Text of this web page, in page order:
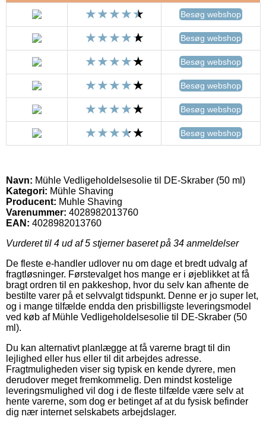
Besøg webshop
Besøg webshop
Besøg webshop
Besøg webshop
Besøg webshop
Besøg webshop
Navn: Mühle Vedligeholdelsesolie til DE-Skraber (50 ml)
Kategori: Mühle Shaving
Producent: Muhle Shaving
Varenummer: 4028982013760
EAN: 4028982013760
Vurderet til 4 ud af 5 stjerner baseret på 34 anmeldelser
De fleste e-handler udlover nu om dage et bredt udvalg af
fragtløsninger. Førstevalget hos mange er i øjeblikket at få
bragt ordren til en pakkeshop, hvor du selv kan afhente de
bestilte varer på et selvvalgt tidspunkt. Denne er jo super let,
og i mange tilfælde endda den prisbilligste leveringsmodel
ved køb af Mühle Vedligeholdelsesolie til DE-Skraber (50
ml).
Du kan alternativt planlægge at få varerne bragt til din
lejlighed eller hus eller til dit arbejdes adresse.
Fragtmuligheden viser sig typisk en kende dyrere, men
derudover meget fremkommelig. Den mindst kostelige
leveringsmulighed vil dog i de fleste tilfælde være selv at
hente varerne, som dog er betinget af at du fysisk befinder
dig nær internet selskabets arbejdslager.